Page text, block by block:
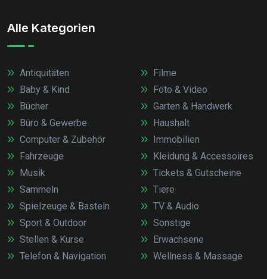
Alle Kategorien
Antiquitäten
Baby & Kind
Bücher
Büro & Gewerbe
Computer & Zubehör
Fahrzeuge
Filme
Foto & Video
Garten & Handwerk
Haushalt
Immobilien
Kleidung & Accessoires
Musik
Sammeln
Spielzeuge & Basteln
Sport & Outdoor
Stellen & Kurse
Telefon & Navigation
Tickets & Gutscheine
Tiere
TV & Audio
Sonstige
Erwachsene
Wellness & Massage